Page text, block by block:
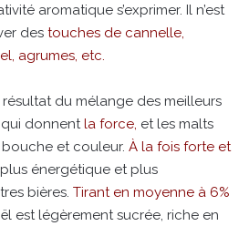
aromatique s’exprimer. Il n’est
des touches de cannelle,
agrumes, etc.
du mélange des meilleurs
qui donnentla force, et les malts
et couleur. À la fois forte et
énergétique et plus
bières. Tirant en moyenne à 6%
est légèrement sucrée, riche en